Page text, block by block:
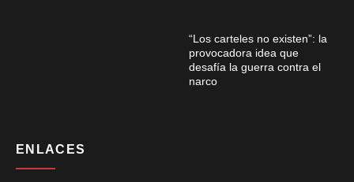
“Los carteles no existen”: la
provocadora idea que
desafía la guerra contra el
narco
ENLACES